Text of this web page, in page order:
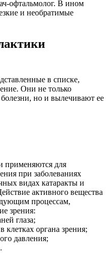
офтальмолог. В ином
и необратимые
в списке,
Они не только
но и вылечивают ее
применяются для
при заболеваниях
видах катаракты и
активного вещества
процессам,
зрения:
глаза;
клетках органа зрения;
давления;